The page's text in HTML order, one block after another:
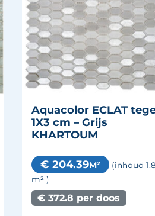
Aquacolor ECLAT
1X3 cm – Grijs
KHARTOUM
€ 204.39M²
(inhoud
m² )
€ 372.8 per doos